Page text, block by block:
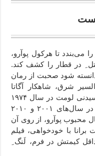
می‌بندد تا هرکول پوآرو،
در قطار را کشف کند.
شود صحبت از رمان
شرق، شاهکار آگاتا
کریستی است. داستانی که اولین بار سیدنی لومت در سال ۱۹۷۴
جلوی دوربین بردش و پس از آن هم در سال‌‌های ۲۰۰۱ و ۲۰۱۰
محبوب پوآرو، از روی آن
حالا، در سال ۲۰۱۷، کنت برانا با خودخواهی، فیلم
کیمتش در فرم، لَنگ